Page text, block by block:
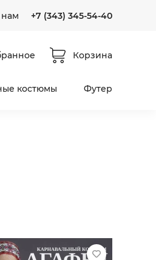
+7 (343) 345-54-40
Корзина
костюмы Футер